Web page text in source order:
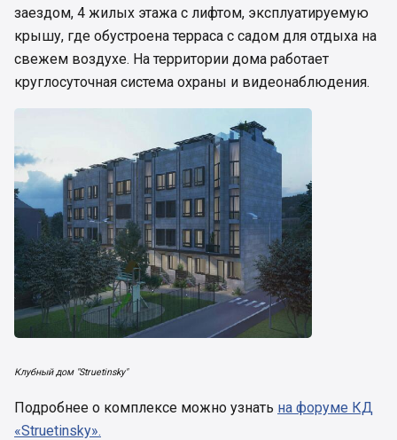
заездом, 4 жилых этажа с лифтом, эксплуатируемую
крышу, где обустроена терраса с садом для отдыха на
свежем воздухе. На территории дома работает
круглосуточная система охраны и видеонаблюдения.
Клубный дом "Struetinsky"
Подробнее о комплексе можно узнать на форуме КД
«Struetinsky».